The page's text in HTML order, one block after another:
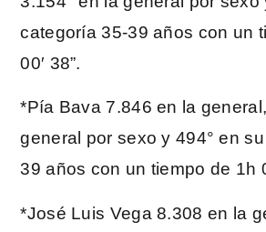
categoría 35-39 años con un
00′ 38”.
*Pía Bava 7.846 en la
general por sexo y 494° en
39 años con un tiempo de 1h
*José Luis Vega 8.308 en la